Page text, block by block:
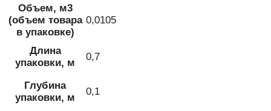
Объем, м3
(объем товара
в упаковке)
0,0105
Длина
упаковки, м
0,7
Глубина
упаковки, м
0,1